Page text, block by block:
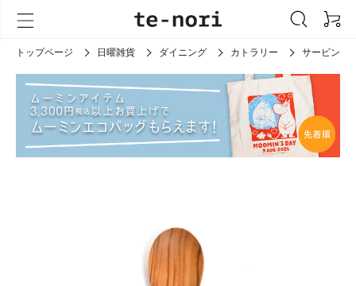
トップページ 日曜雑貨 ダイニング カトラリー サービング